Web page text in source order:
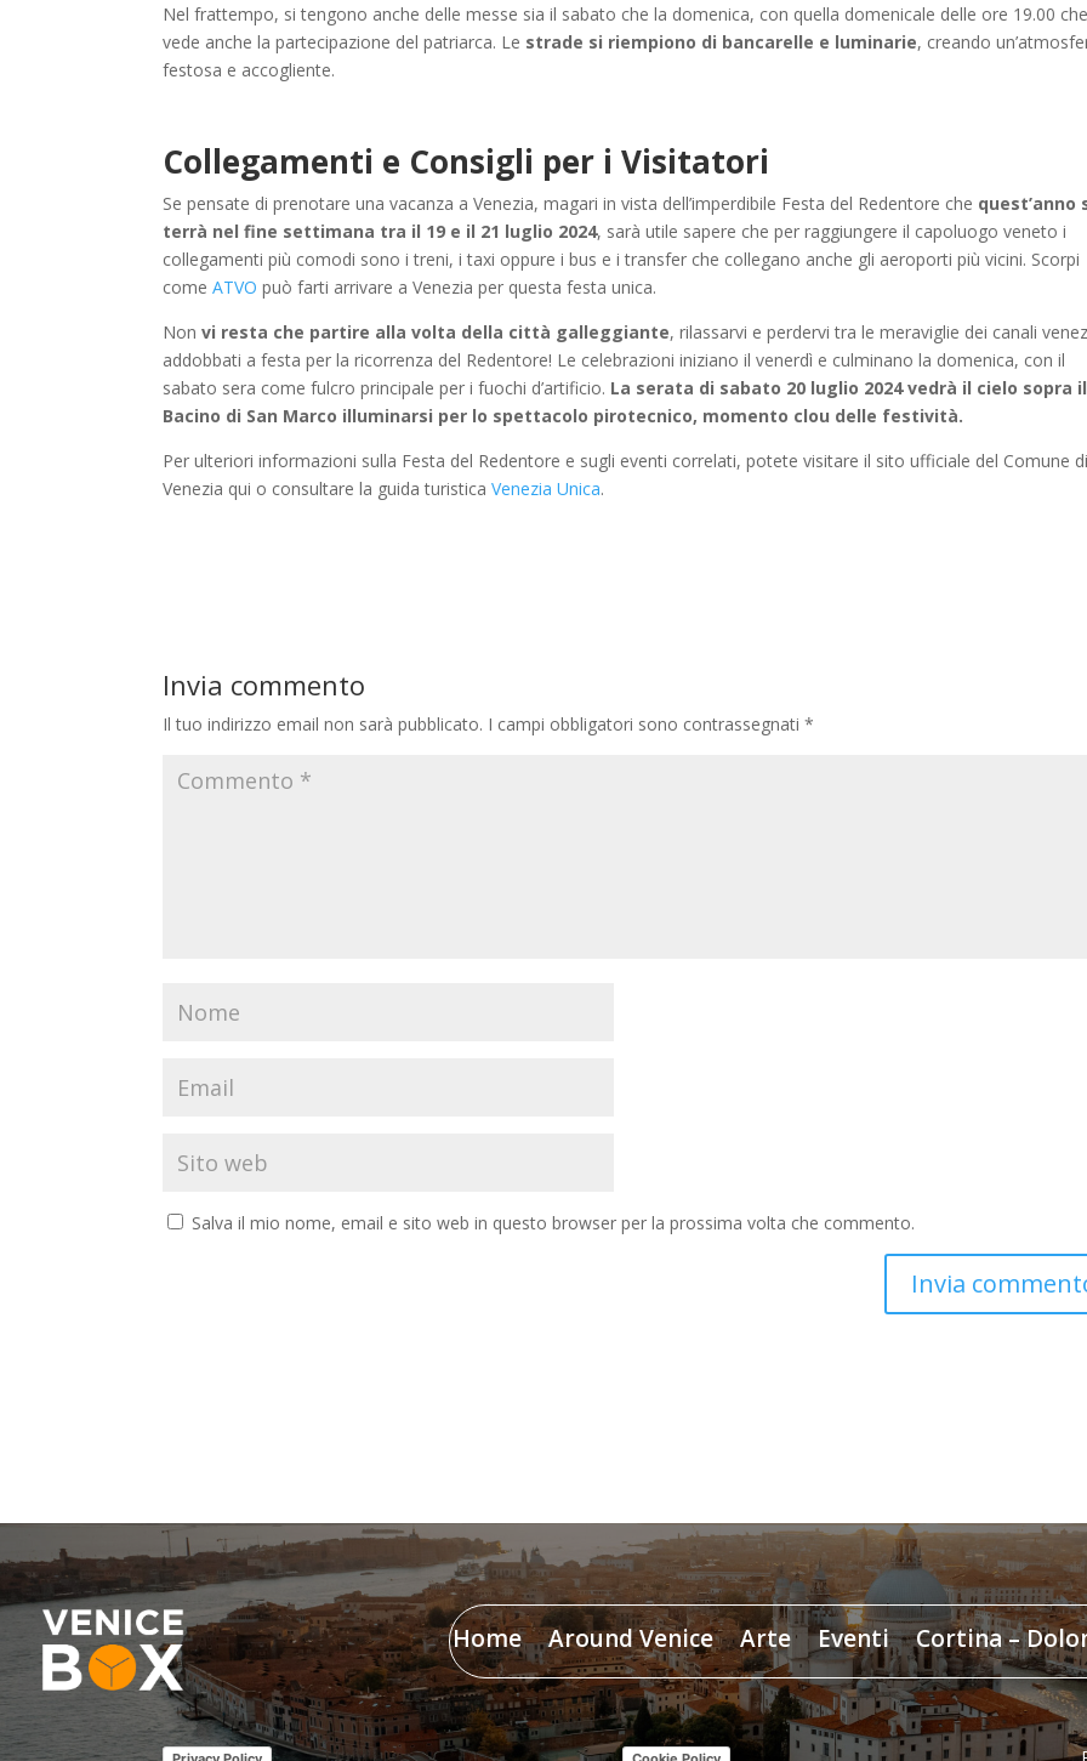
Nel frattempo, si tengono anche delle messe sia il sabato che la domenica, con quella domenicale delle ore 19.00
vede anche la partecipazione del patriarca. Le strade si riempiono di bancarelle e luminarie, creando
festosa e accogliente.
Collegamenti e Consigli per i Visitatori
Se pensate di prenotare una vacanza a Venezia, magari in vista dell’imperdibile Festa del Redentore che quest’anno
terrà nel fine settimana tra il 19 e il 21 luglio 2024, sarà utile sapere che per raggiungere il capoluogo veneto i
collegamenti più comodi sono i treni, i taxi oppure i bus e i transfer che collegano anche gli aeroporti più vicini. Scorpi
comeATVO può farti arrivare a Venezia per questa festa unica.
Nonvi resta che partire alla volta della città galleggiante, rilassarvi e perdervi tra le meraviglie dei canali
addobbati a festa per la ricorrenza del Redentore! Le celebrazioni iniziano il venerdì e culminano la domenica, con il
sabato sera come fulcro principale per i fuochi d’artificio. La serata di sabato 20 luglio 2024 vedrà il cielo sopra il
Bacino di San Marco illuminarsi per lo spettacolo pirotecnico, momento clou delle festività.
Per ulteriori informazioni sulla Festa del Redentore e sugli eventi correlati, potete visitare il sito ufficiale del Comune
Venezia qui o consultare la guida turistica Venezia Unica.
Invia commento
Il tuo indirizzo email non sarà pubblicato. I campi obbligatori sono contrassegnati*
Salva il mio nome, email e sito web in questo browser per la prossima volta che commento.
Home Around Venice Arte Eventi Cortina –